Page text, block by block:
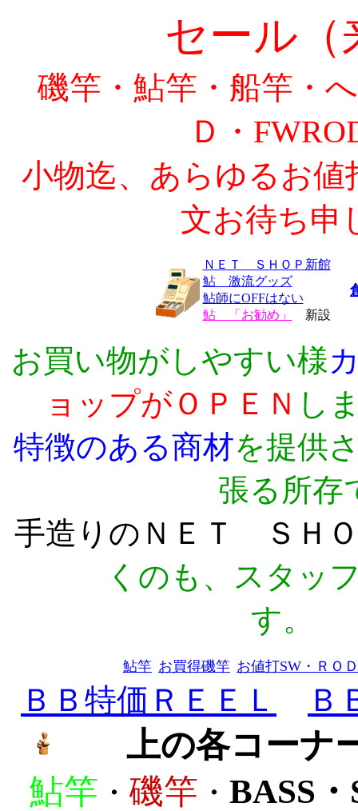
セール
磯竿・鮎竿・船竿・
Ｄ・
小物迄、あらゆるお値
文お待ち申
ＮＥＴ ＳＨＯＰ新館
鮎 激流グッズ
鮎師にOFFはない
鮎 「お勧め」
新設
お買い物がしやすい様
ョップがＯＰＥＮ し
特徴のある商材を提供
張る所存
手造りのＮＥＴ ＳＨ
くのも、スタッ
す。
鮎竿 お買得磯竿 お値打SW・ＲＯＤ
ＢＢ特価ＲＥＥＬ Ｂ
上の各コーナー
鮎竿 ・ 磯竿 ・ BASS